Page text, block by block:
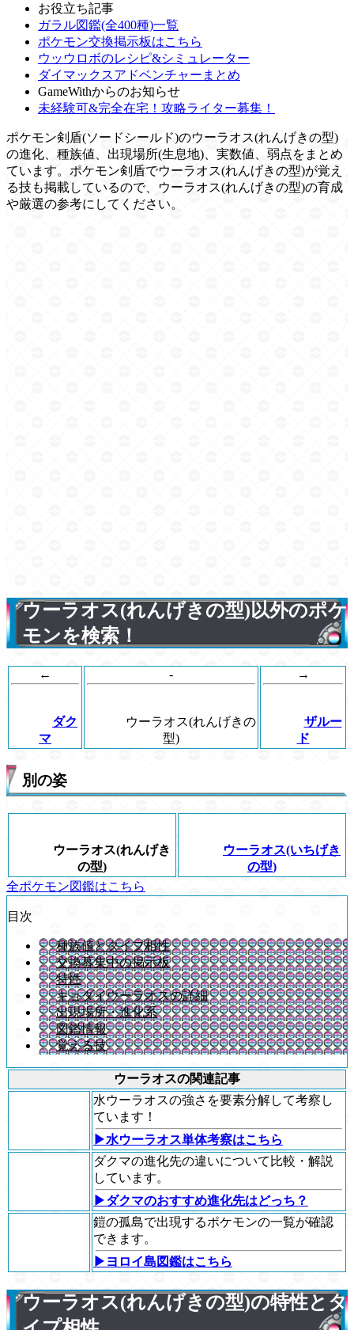
お役立ち記事
ガラル図鑑(全400種)一覧
ポケモン交換掲示板はこちら
ウッウロボのレシピ&シミュレーター
ダイマックスアドベンチャーまとめ
GameWithからのお知らせ
未経験可&完全在宅！攻略ライター募集！
ポケモン剣盾(ソードシールド)のウーラオス(れんげきの型)
の進化、種族値、出現場所(生息地)、実数値、弱点をまとめ
ています。ポケモン剣盾でウーラオス(れんげきの型)が覚え
る技も掲載しているので、ウーラオス(れんげきの型)の育成
や厳選の参考にしてください。
ウーラオス(れんげきの型)以外のポケ
モンを検索！
←
ダク
マ
-
ウーラオス(れんげきの
型)
→
ザルー
ド
別の姿
ウーラオス(れんげき
の型)
ウーラオス(いちげき
の型)
全ポケモン図鑑はこちら
目次
種族値とタイプ相性
交換募集中の掲示板
特性
キョダイウーラオスの詳細
出現場所・進化系
図鑑情報
覚える技
ウーラオスの関連記事
水ウーラオスの強さを要素分解して考察し
ています！
▶水ウーラオス単体考察はこちら
ダクマの進化先の違いについて比較・解説
しています。
▶ダクマのおすすめ進化先はどっち？
鎧の孤島で出現するポケモンの一覧が確認
できます。
▶ヨロイ島図鑑はこちら
ウーラオス(れんげきの型)の特性とタ